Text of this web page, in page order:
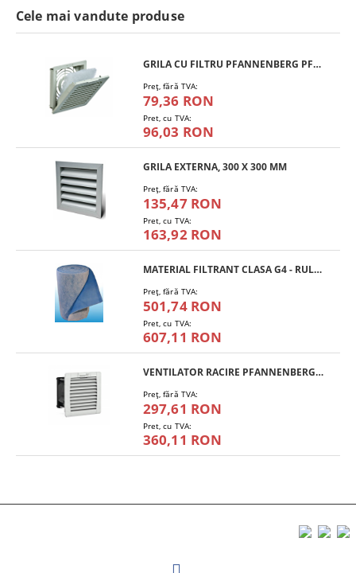
Cele mai vandute produse
GRILA CU FILTRU PFANNENBERG PFA 10.000
Preţ, fără TVA:
79,36 RON
Pret, cu TVA:
96,03 RON
GRILA EXTERNA, 300 X 300 MM
Preţ, fără TVA:
135,47 RON
Pret, cu TVA:
163,92 RON
MATERIAL FILTRANT CLASA G4 - RULOU
Preţ, fără TVA:
501,74 RON
Pret, cu TVA:
607,11 RON
VENTILATOR RACIRE PFANNENBERG PF 11.000
Preţ, fără TVA:
297,61 RON
Pret, cu TVA:
360,11 RON